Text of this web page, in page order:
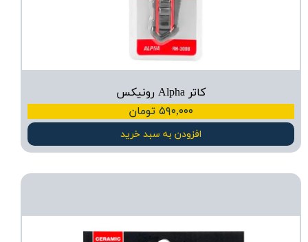
کاتر Alpha رونیکس
۵۹۰,۰۰۰ تومان
افزودن به سبد خرید